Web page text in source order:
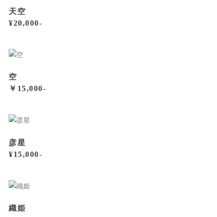
天空
¥20,000-
空
￥15,000-
彦星
¥15,000-
織姫